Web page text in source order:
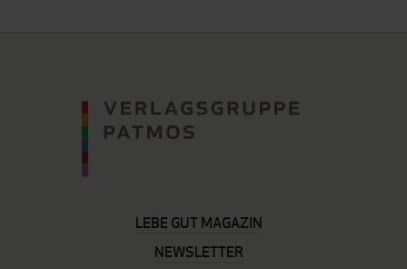
LEBE GUT MAGAZIN
NEWSLETTER